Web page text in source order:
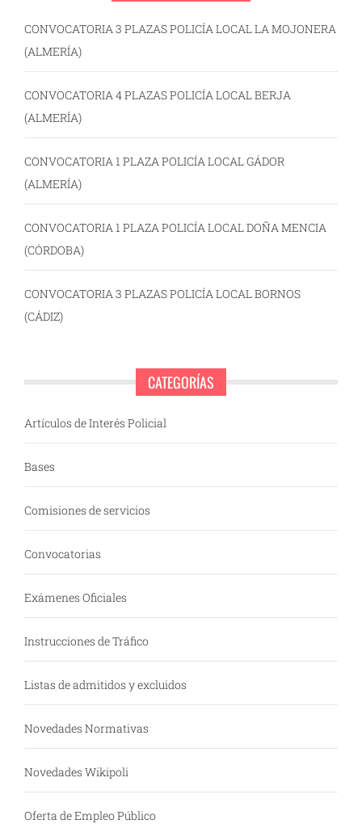
CONVOCATORIA 3 PLAZAS POLICÍA LOCAL LA MOJONERA
(ALMERÍA)
CONVOCATORIA 4 PLAZAS POLICÍA LOCAL BERJA
(ALMERÍA)
CONVOCATORIA 1 PLAZA POLICÍA LOCAL GÁDOR
(ALMERÍA)
CONVOCATORIA 1 PLAZA POLICÍA LOCAL DOÑA MENCIA
(CÓRDOBA)
CONVOCATORIA 3 PLAZAS POLICÍA LOCAL BORNOS
(CÁDIZ)
CATEGORÍAS
Artículos de Interés Policial
Bases
Comisiones de servicios
Convocatorias
Exámenes Oficiales
Instrucciones de Tráfico
Listas de admitidos y excluidos
Novedades Normativas
Novedades Wikipoli
Oferta de Empleo Público